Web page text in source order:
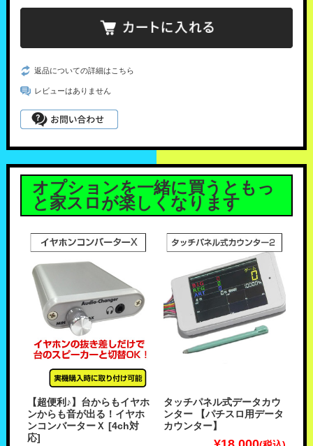
返品についての詳細はこちら
レビューはありません
オプションを一緒に買うともっ
と家スロが楽しくなります
【超便利♪】台からもイヤホ
ンからも音が出る！イヤホ
ンコンバーターＸ [4ch対
応]
タッチパネル式データカウ
ンター 【パチスロ用データ
カウンター】